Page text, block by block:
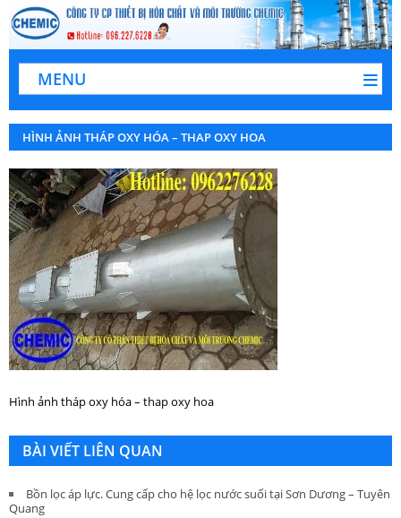
MENU
HÌNH ẢNH THÁP OXY HÓA – THAP OXY HOA
Hình ảnh tháp oxy hóa – thap oxy hoa
BÀI VIẾT LIÊN QUAN
Bồn lọc áp lực. Cung cấp cho hệ lọc nước suối tại Sơn Dương – Tuyên
Quang